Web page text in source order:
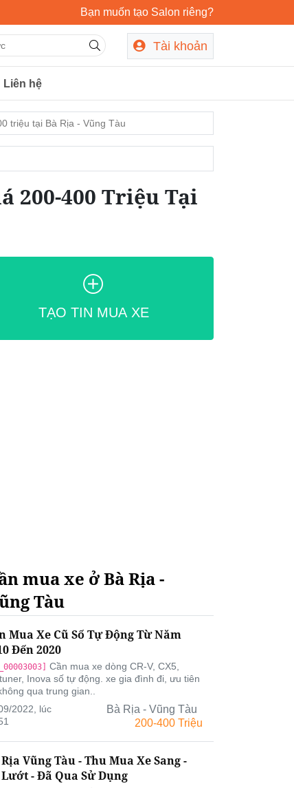
Bạn muốn tạo Salon riêng?
Tài khoản
Liên hệ
triệu tại Bà Rịa - Vũng Tàu
200-400 Triệu Tại
TẠO TIN MUA XE
mua xe ở Bà Rịa -
Tàu
Mua Xe Cũ Số Tự Động Từ Năm
Đến 2020
Cần mua xe dòng CR-V, CX5,
Inova số tự động. xe gia đình đi, ưu tiên
qua trung gian..
2022, lúc
Bà Rịa - Vũng Tàu
200-400 Triệu
Vũng Tàu - Thu Mua Xe Sang -
- Đã Qua Sử Dụng